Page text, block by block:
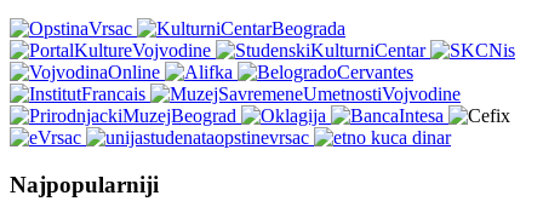
Najpopularniji